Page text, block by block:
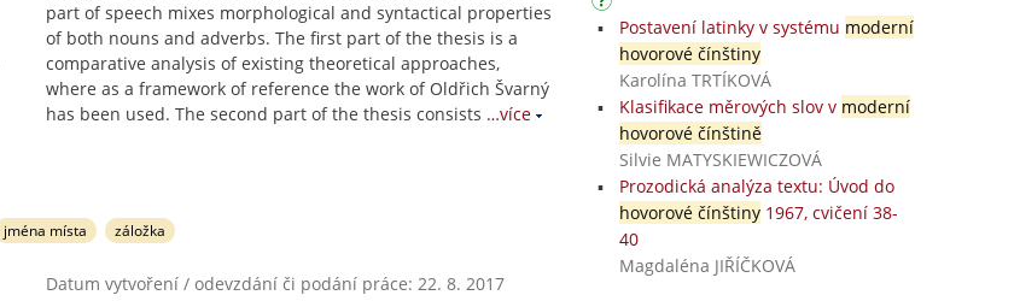
part of speech mixes morphological and syntactical properties
of both nouns and adverbs. The first part of the thesis is a
comparative analysis of existing theoretical approaches,
where as a framework of reference the work of Oldřich Švarný
has been used. The second part of the thesis consists …více
jména místa záložka
Datum vytvoření / odevzdání či podání práce: 22. 8. 2017
Postavení latinky v systému moderní
hovorové čínštiny
Karolína TRTÍKOVÁ
Klasifikace měrových slov v moderní
hovorové čínštině
Silvie MATYSKIEWICZOVÁ
Prozodická analýza textu: Úvod do
hovorové čínštiny1967, cvičení 38-
40
Magdaléna JIŘÍČKOVÁ